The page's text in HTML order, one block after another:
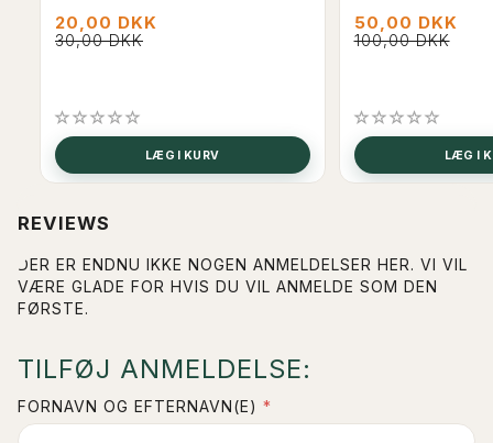
20,00 DKK
30,00 DKK
LÆG I KURV
50,00 DKK
100,00 DKK
LÆG I
REVIEWS
DER ER ENDNU IKKE NOGEN ANMELDELSER HER. VI VIL
VÆRE GLADE FOR HVIS DU VIL ANMELDE SOM DEN
FØRSTE.
TILFØJ ANMELDELSE:
FORNAVN OG EFTERNAVN(E)